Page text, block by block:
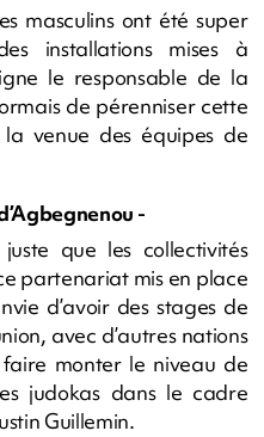
masculins ont été super
installations mises à
le responsable de la
de pérenniser cette
venue des équipes de
-
que les collectivités
partenariat mis en place
d’avoir des stages de
avec d’autres nations
monter le niveau de
judokas dans le cadre
Guillemin.